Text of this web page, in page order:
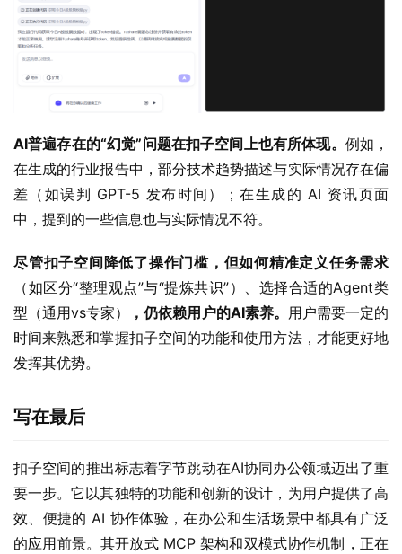
AI普遍存在的“幻觉”问题在扣子空间上也有所体现。 例如，
在生成的行业报告中，部分技术趋势描述与实际情况存在偏
差（如误判 GPT-5 发布时间）；在生成的 AI 资讯页面
中，提到的一些信息也与实际情况不符。
尽管扣子空间降低了操作门槛，但如何精准定义任务需求
（如区分“整理观点”与“提炼共识”）、选择合适的Agent类
型（通用vs专家）
，仍依赖用户的AI素养。 用户需要一定的
时间来熟悉和掌握扣子空间的功能和使用方法，才能更好地
发挥其优势。
写在最后
扣子空间的推出标志着字节跳动在AI协同办公领域迈出了重
要一步。它以其独特的功能和创新的设计，为用户提供了高
效、便捷的 AI 协作体验，在办公和生活场景中都具有广泛
的应用前景。其开放式 MCP 架构和双模式协作机制，正在